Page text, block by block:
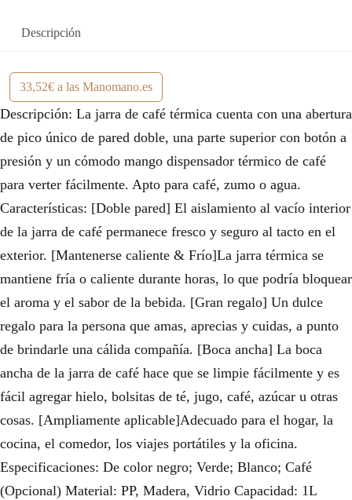
Descripción
33,52€ a las Manomano.es
Descripción: La jarra de café térmica cuenta con una abertura
de pico único de pared doble, una parte superior con botón a
presión y un cómodo mango dispensador térmico de café
para verter fácilmente. Apto para café, zumo o agua.
Características: [Doble pared] El aislamiento al vacío interior
de la jarra de café permanece fresco y seguro al tacto en el
exterior. [Mantenerse caliente & Frío]La jarra térmica se
mantiene fría o caliente durante horas, lo que podría bloquear
el aroma y el sabor de la bebida. [Gran regalo] Un dulce
regalo para la persona que amas, aprecias y cuidas, a punto
de brindarle una cálida compañía. [Boca ancha] La boca
ancha de la jarra de café hace que se limpie fácilmente y es
fácil agregar hielo, bolsitas de té, jugo, café, azúcar u otras
cosas. [Ampliamente aplicable]Adecuado para el hogar, la
cocina, el comedor, los viajes portátiles y la oficina.
Especificaciones: De color negro; Verde; Blanco; Café
(Opcional) Material: PP, Madera, Vidrio Capacidad: 1L